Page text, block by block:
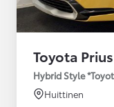
Toyota
Hybrid Style
Huittinen